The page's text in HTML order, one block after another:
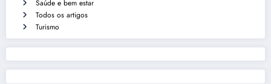
Saúde e bem estar
Todos os artigos
Turismo